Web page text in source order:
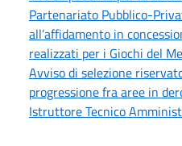
Partenariato Pubblico-
all’affidamento in
realizzati per i Giochi del
Avviso di selezione
progressione fra aree in
Istruttore Tecnico